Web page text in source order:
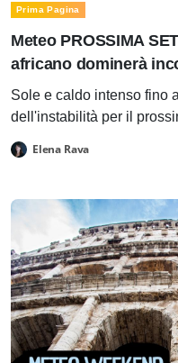
Prima Pagina
Meteo PROSSIMA
africano dominerà
Sole e caldo intenso fino
dell'instabilità per il
Elena Rava